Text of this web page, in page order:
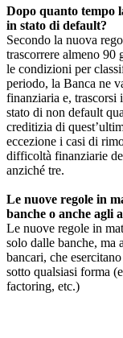
Dopo quanto tempo
in stato di default?
Secondo la nuova
trascorrere almeno 90
le condizioni per
periodo, la Banca ne
finanziaria e,
stato di non default
creditizia di
eccezione i casi di
difficoltà finanziarie
anziché tre.
Le nuove regole in
banche o anche agli
Le nuove regole in
solo dalle banche, ma
bancari, che
sotto qualsiasi forma
factoring, etc.)